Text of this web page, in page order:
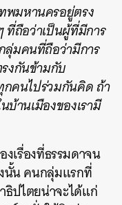
พมหานครอยู่ตรง
ที่ถือว่าเป็นผู้ที่มีการ
ลุ่มคนที่ถือว่ามีการ
งกันข้ามกับ
กคนไปร่วมกันคิด ถ้า
บ้านเมืองของเรามี
เรื่องที่ธรรมดาจน
นั้น คนกลุ่มแรกที่
ธิปไตยน่าจะได้แก่